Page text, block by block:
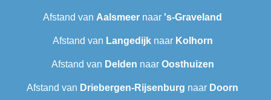
Afstand van Aalsmeer naar 's-Graveland
Afstand van Langedijknaar Kolhorn
Afstand van Delden naar Oosthuizen
Afstand van Driebergen-Rijsenburg naar Doorn